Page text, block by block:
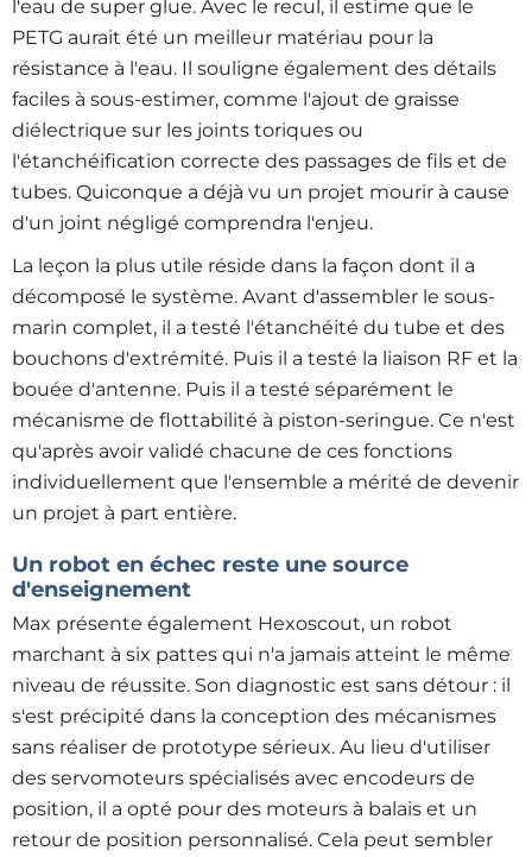
l'eau de super glue. Avec le recul, il estime que le
PETG aurait été un meilleur matériau pour la
résistance à l'eau. Il souligne également des détails
faciles à sous-estimer, comme l'ajout de graisse
diélectrique sur les joints toriques ou
l'étanchéification correcte des passages de fils et de
tubes. Quiconque a déjà vu un projet mourir à cause
d'un joint négligé comprendra l'enjeu.
La leçon la plus utile réside dans la façon dont il a
décomposé le système. Avant d'assembler le sous-
marin complet, il a testé l'étanchéité du tube et des
bouchons d'extrémité. Puis il a testé la liaison RF et la
bouée d'antenne. Puis il a testé séparément le
mécanisme de flottabilité à piston-seringue. Ce n'est
qu'après avoir validé chacune de ces fonctions
individuellement que l'ensemble a mérité de devenir
un projet à part entière.
Un robot en échec reste une source
d'enseignement
Max présente également Hexoscout, un robot
marchant à six pattes qui n'a jamais atteint le même
niveau de réussite. Son diagnostic est sans détour : il
s'est précipité dans la conception des mécanismes
sans réaliser de prototype sérieux. Au lieu d'utiliser
des servomoteurs spécialisés avec encodeurs de
position, il a opté pour des moteurs à balais et un
retour de position personnalisé. Cela peut sembler